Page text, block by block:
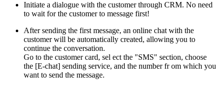
Initiate a dialogue with the customer through CRM. No need
to wait for the customer to message first!
After sending the first message, an online chat with the
customer will be automatically created, allowing you to
continue the conversation.
Go to the customer card, sel ect the "SMS" section, choose
the [E-chat] sending service, and the number fr om which you
want to send the message.